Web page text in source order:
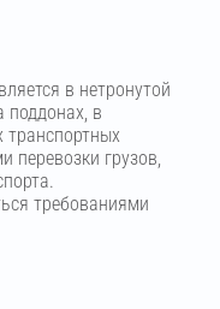
в нетронутой
поддонах, в
перевозки грузов,
требованиями